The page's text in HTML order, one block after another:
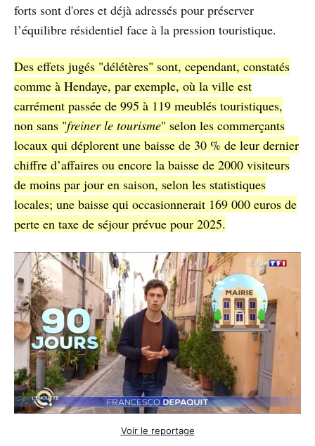
forts sont d'ores et déjà adressés pour préserver
l’équilibre résidentiel face à la pression touristique.
Des effets jugés "délétères" sont, cependant, constatés
comme à Hendaye, par exemple, où la ville est
carrément passée de 995 à 119 meublés touristiques,
non sans "freiner le tourisme" selon les commerçants
locaux qui déplorent une baisse de 30 % de leur dernier
chiffre d’affaires ou encore la baisse de 2000 visiteurs
de moins par jour en saison, selon les statistiques
locales; une baisse qui occasionnerait 169 000 euros de
perte en taxe de séjour prévue pour 2025.
Voir le reportage